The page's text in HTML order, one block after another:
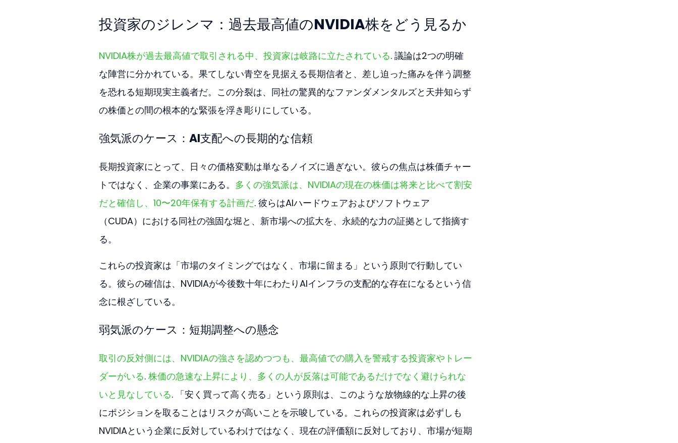
投資家のジレンマ：過去最高値のNVIDIA株をどう見るか
NVIDIA株が過去最高値で取引される中、投資家は岐路に立たされている. 議論は2つの明確
な陣営に分かれている。果てしない青空を見据える長期信者と、差し迫った痛みを伴う調整
を恐れる短期現実主義者だ。この分裂は、同社の驚異的なファンダメンタルズと天井知らず
の株価との間の根本的な緊張を浮き彫りにしている。
強気派のケース：AI支配への長期的な信頼
長期投資家にとって、日々の価格変動は単なるノイズに過ぎない。彼らの焦点は株価チャー
トではなく、企業の事業にある。 多くの強気派は、NVIDIAの現在の株価は将来と比べて割安
だと確信し、10〜20年保有する計画だ. 彼らはAIハードウェアおよびソフトウェア
（CUDA）における同社の強固な堀と、新市場への拡大を、永続的な力の証拠として指摘す
る。
これらの投資家は「市場のタイミングではなく、市場に留まる」という原則で行動してい
る。彼らの確信は、NVIDIAが今後数十年にわたりAIインフラの支配的な存在になるという信
念に根ざしている。
弱気派のケース：短期調整への懸念
取引の反対側には、NVIDIAの強さを認めつつも、最高値での購入を警戒する投資家やトレー
ダーがいる. 株価の急速な上昇により、多くの人が反落は可能であるだけでなく避けられな
いと見なしている. 「安く買って高く売る」という原則は、このような放物線的な上昇の後
にポジションを取ることはリスクが高いことを示唆している。これらの投資家は必ずしも
NVIDIAという企業に反対しているわけではなく、現在の評価額に反対しており、市場が短期